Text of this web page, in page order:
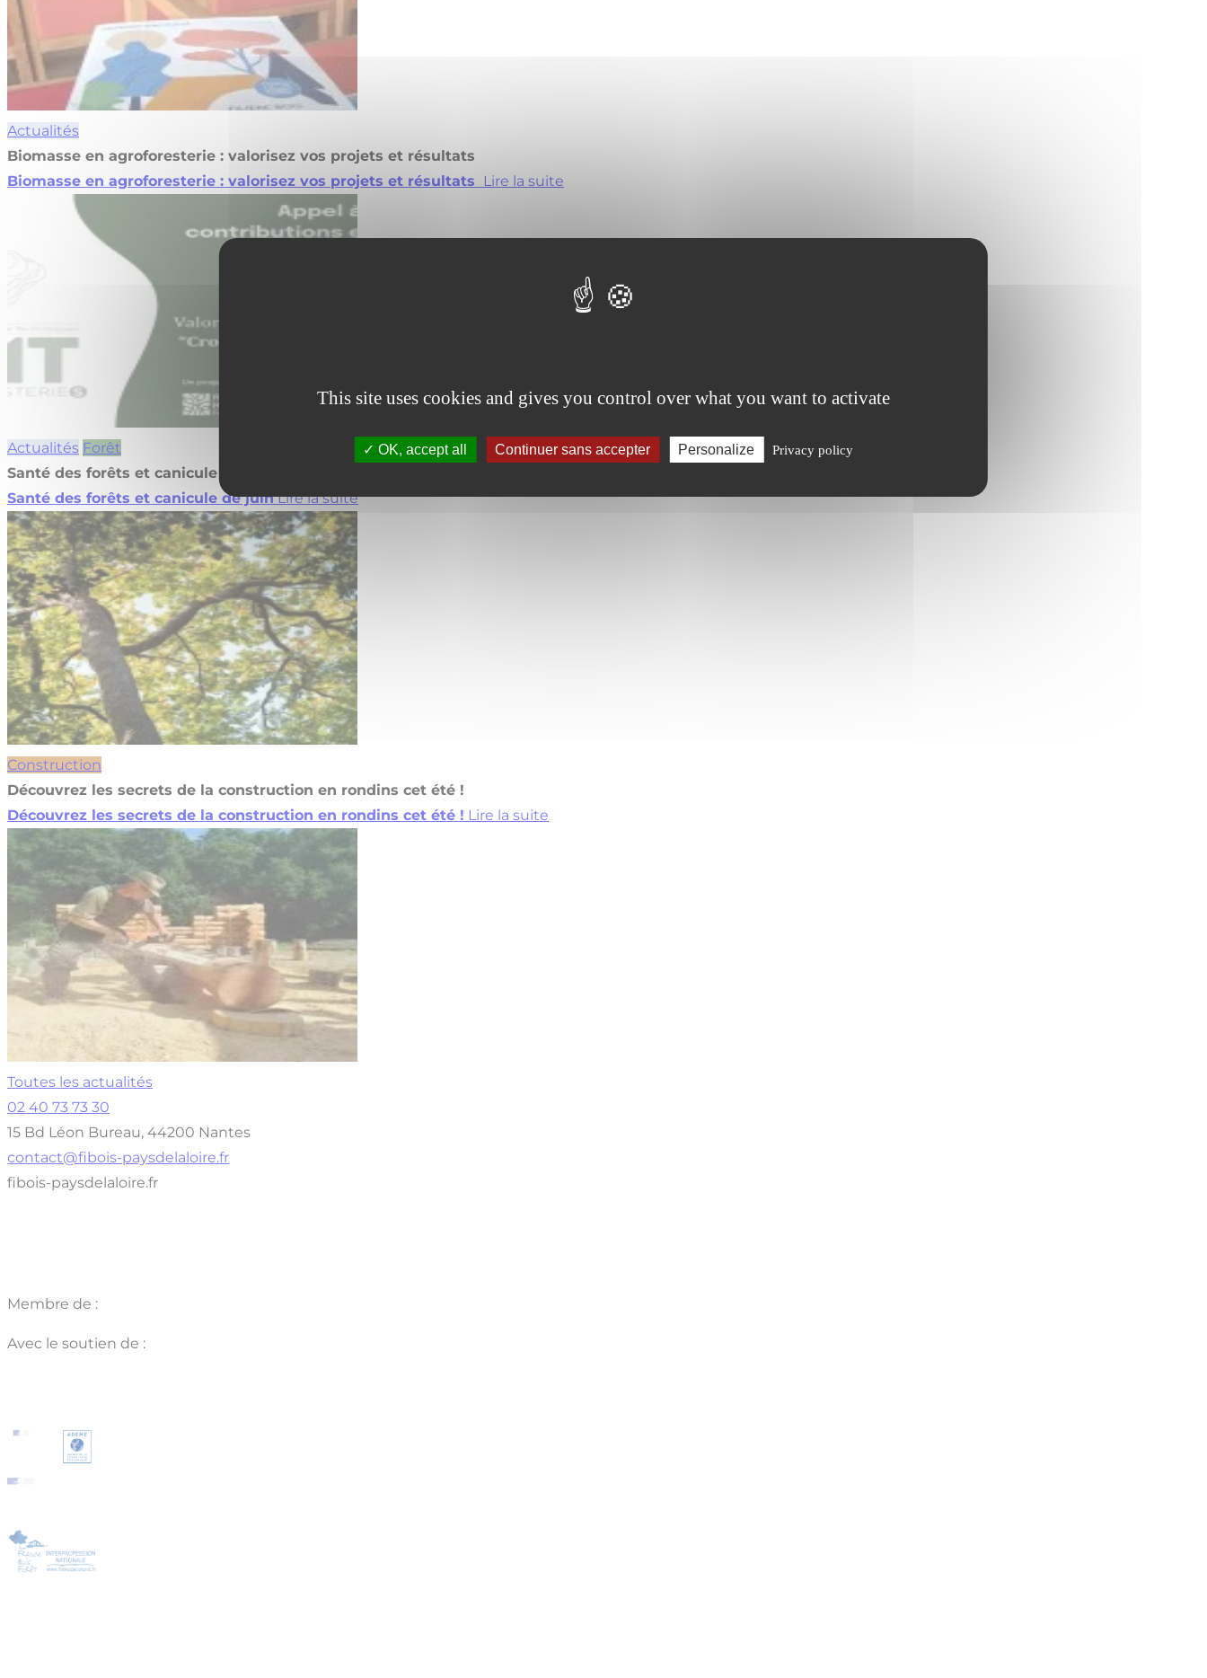
This site uses cookies and gives you control over what you want to activate
OK, accept all Continuer sans accepter Personalize Privacy policy
Actualités
Biomasse en agroforesterie : valorisez vos projets et résultats
Biomasse en agroforesterie : valorisez vos projets et résultats
Lire la suite
Actualités Forêt
Santé des forêts et canicule de juin
Santé des forêts et canicule de juin Lire la suite
Construction
Découvrez les secrets de la construction en rondins cet été !
Découvrez les secrets de la construction en rondins cet été ! Lire la suite
Toutes les actualités
02 40 73 73 30
15 Bd Léon Bureau, 44200 Nantes
contact@fibois-paysdelaloire.fr
fibois-paysdelaloire.fr
Membre de :
Avec le soutien de :